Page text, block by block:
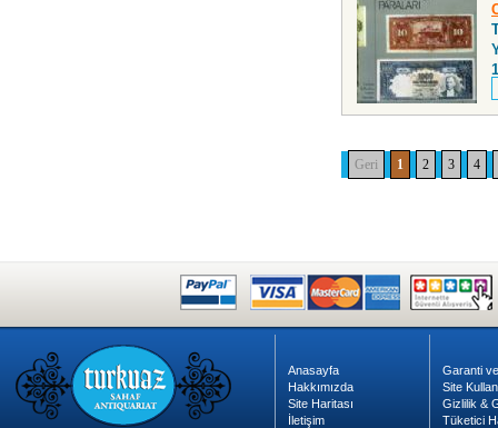
Geri 1 2 3 4
Anasayfa
Hakkımızda
Site Haritası
İletişim
Garanti
Site
Gizlilik &
Tüketici